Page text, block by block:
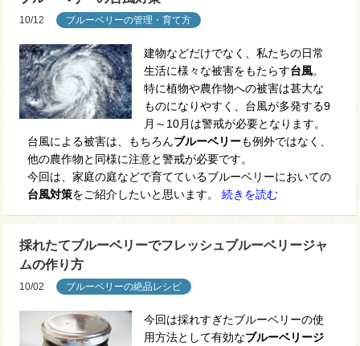
10/12 ブルーベリーの管理・育て方
建物などだけでなく、私たちの日常
生活に様々な被害をもたらす台風。
特に植物や農作物への被害は甚大な
ものになりやすく、台風が多発する9
月～10月は警戒が必要となります。
台風による被害は、もちろんブルーベリーも例外ではなく、
他の農作物と同様に注意と警戒が必要です。
今回は、家庭の庭などで育てているブルーベリーにおいての
台風対策をご紹介したいと思います。続きを読む
採れたてブルーベリーでフレッシュブルーベリージャ
ムの作り方
10/02 ブルーベリーの絶品レシピ
今回は採れすぎたブルーベリーの使
用方法として有効なブルーベリージ